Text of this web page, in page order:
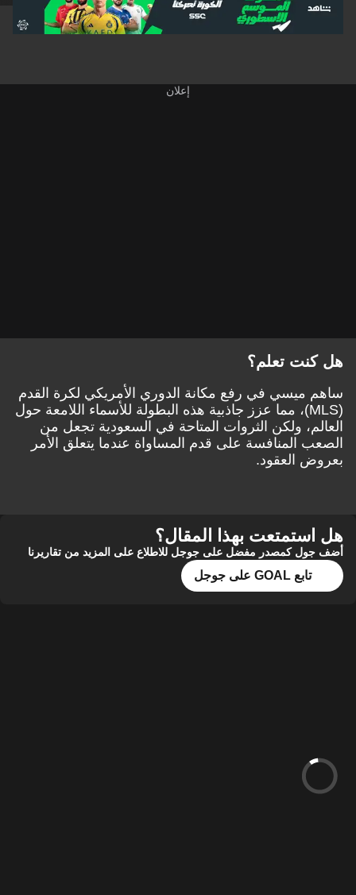
هل كنت تعلم؟
ساهم ميسي في رفع مكانة الدوري الأمريكي لكرة القدم
(MLS)، مما عزز جاذبية هذه البطولة للأسماء اللامعة حول
العالم، ولكن الثروات المتاحة في السعودية تجعل من
الصعب المنافسة على قدم المساواة عندما يتعلق الأمر
بعروض العقود.
هل استمتعت بهذا المقال؟
أضف جول كمصدر مفضل على جوجل للاطلاع على المزيد من تقاريرنا
تابع GOAL على جوجل